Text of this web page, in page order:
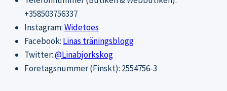
+358503756337
Instagram:Widetoes
Facebook: Linas träningsblogg
Twitter:@Linabjorkskog
Företagsnummer (Finskt): 2554756-3